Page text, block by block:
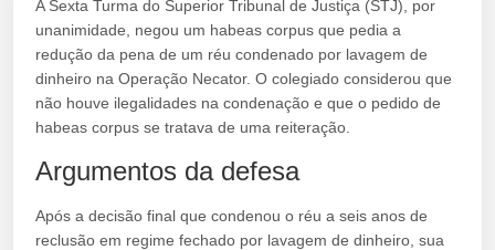
A Sexta Turma do Superior Tribunal de Justiça (STJ), por
unanimidade, negou um habeas corpus que pedia a
redução da pena de um réu condenado por lavagem de
dinheiro na Operação Necator. O colegiado considerou que
não houve ilegalidades na condenação e que o pedido de
habeas corpus se tratava de uma reiteração.
Argumentos da defesa
Após a decisão final que condenou o réu a seis anos de
reclusão em regime fechado por lavagem de dinheiro, sua